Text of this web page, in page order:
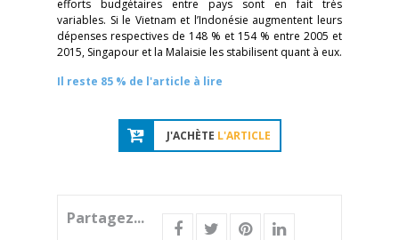
efforts budgétaires entre pays sont en fait très
variables. Si le Vietnam et l’Indonésie augmentent leurs
dépenses respectives de 148 % et 154 % entre 2005 et
2015, Singapour et la Malaisie les stabilisent quant à eux.
Il reste 85 % de l'article à lire
J'ACHÈTE L'ARTICLE
Partagez...